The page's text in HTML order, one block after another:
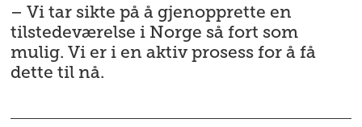
– Vi tar sikte på å gjenopprette en
tilstedeværelse i Norge så fort som
mulig. Vi er i en aktiv prosess for å få
dette til nå.